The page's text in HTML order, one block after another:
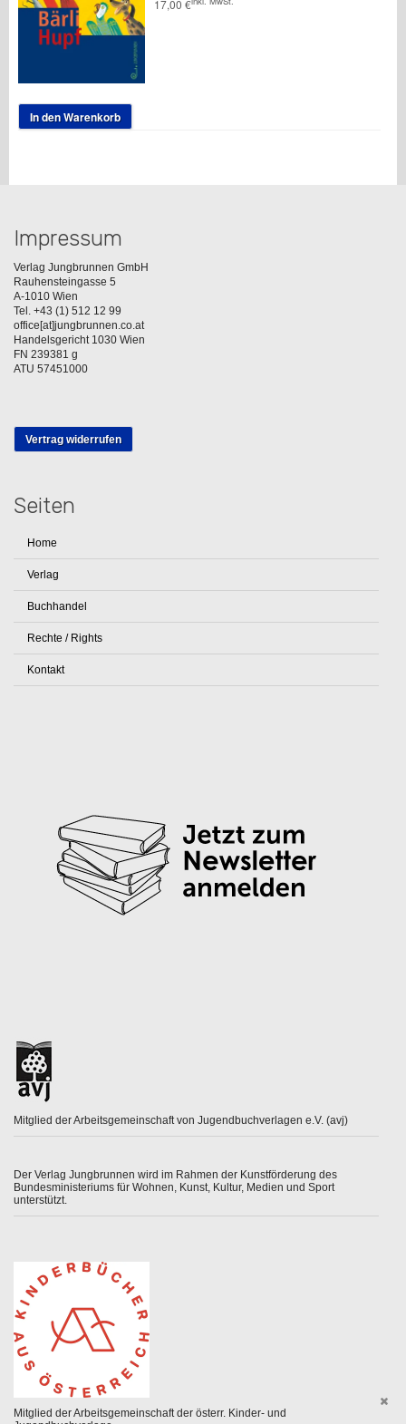
17,00 €
In den Warenkorb
Impressum
Verlag Jungbrunnen GmbH
Rauhensteingasse 5
A-1010 Wien
Tel. +43 (1) 512 12 99
office[at]jungbrunnen.co.at
Handelsgericht 1030 Wien
FN 239381 g
ATU 57451000
Vertrag widerrufen
Seiten
Home
Verlag
Buchhandel
Rechte / Rights
Kontakt
Mitglied der Arbeitsgemeinschaft von Jugendbuchverlagen e.V. (avj)
Der Verlag Jungbrunnen wird im Rahmen der Kunstförderung des
Bundesministeriums für Wohnen, Kunst, Kultur, Medien und Sport
unterstützt.
Mitglied der Arbeitsgemeinschaft der österr. Kinder- und